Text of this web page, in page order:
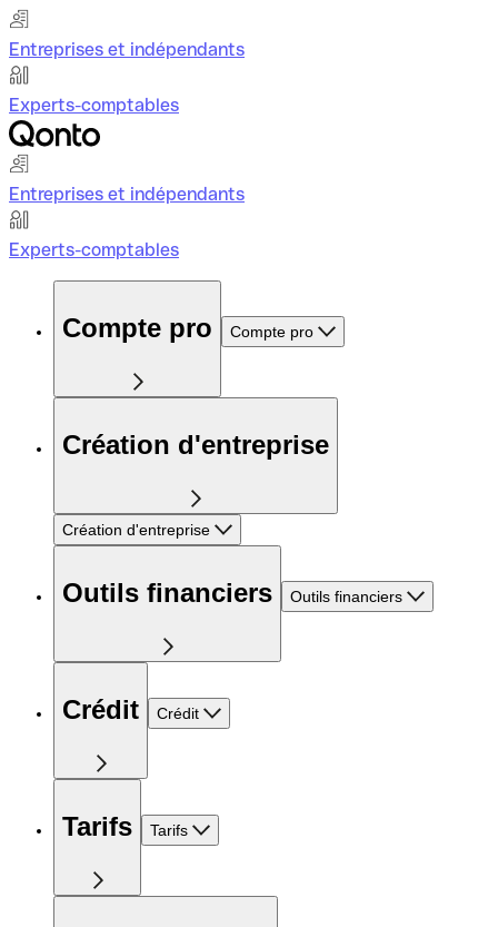
Entreprises et indépendants
Experts-comptables
Entreprises et indépendants
Experts-comptables
Compte pro Compte pro
Création d'entreprise
Création d'entreprise
Outils financiers Outils financiers
Crédit Crédit
Tarifs Tarifs